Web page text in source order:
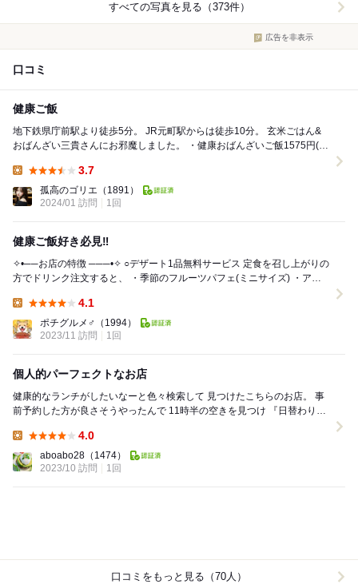
すべての写真を見る（373件）
広告を非表示
口コミ
健康ご飯
地下鉄県庁前駅より徒歩5分。 JR元町駅からは徒歩10分。 玄米ごはん&
おばんざい三貴さんにお邪魔しました。 ・健康おばんざいご飯1575円(限
3.7
孤高のゴリエ （1891）
2024/01 訪問
1回
健康ご飯好き必見‼️
✧•──お店の特徴 ───•✧ ○デザート1品無料サービス 定食を召し上がりの
方でドリンク注文すると、 ・季節のフルーツパフェ(ミニサイズ) ・アイ
4.1
ポチグルメ♂
（1994）
2023/11 訪問
1回
個人的パーフェクトなお店
健康的なランチがしたいなーと色々検索して 見つけたこちらのお店。 事
前予約した方が良さそうやったんで 11時半の空きを見つけ 『日替わり健
4.0
aboabo28 （1474）
2023/10 訪問
1回
口コミをもっと見る（70人）